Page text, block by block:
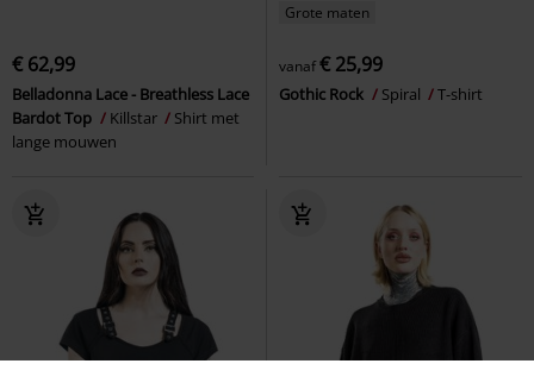
€ 62,99
Belladonna Lace - Breathless Lace
Bardot Top
Killstar
Shirt met
lange mouwen
Grote maten
vanaf€ 25,99
Gothic Rock Spiral T-shirt